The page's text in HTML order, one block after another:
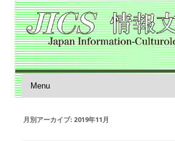
コンテンツへスキップ
月別アーカイブ: 2019年11月